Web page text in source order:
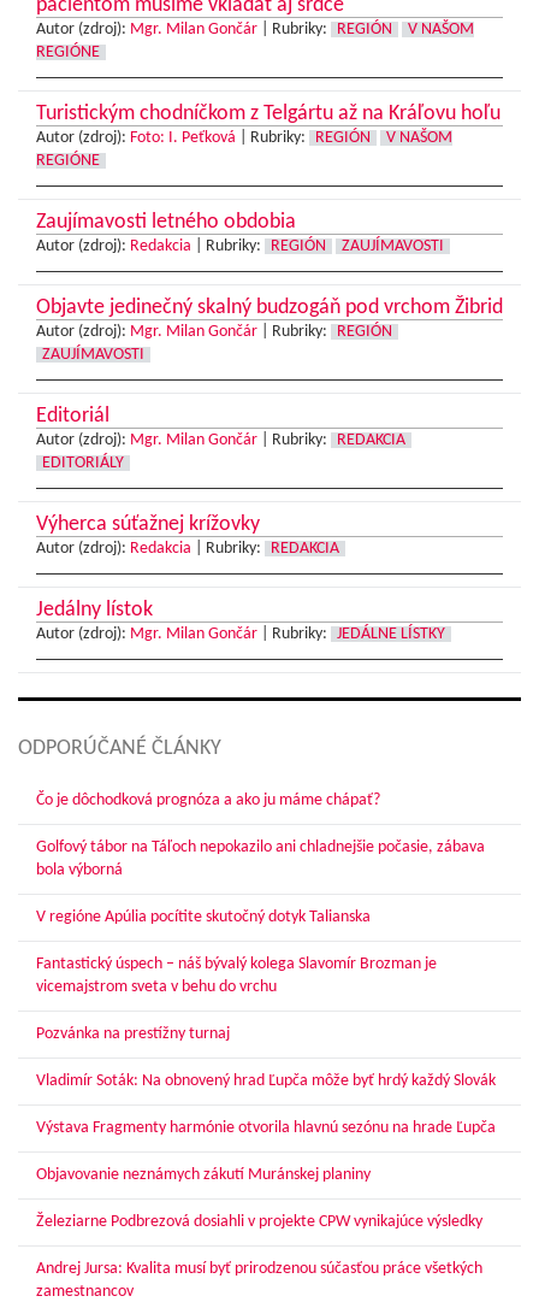
pacientom musíme vkladať aj srdce
Autor (zdroj): Mgr. Milan Gončár Rubriky: REGIÓN
V NAŠOM
REGIÓNE
Turistickým chodníčkom z Telgártu až na Kráľovu hoľu
Autor (zdroj): Foto: I. Peťková Rubriky: REGIÓN
V NAŠOM
REGIÓNE
Zaujímavosti letného obdobia
Autor (zdroj): Redakcia Rubriky: REGIÓN ZAUJÍMAVOSTI
Objavte jedinečný skalný budzogáň pod vrchom Žibrid
Autor (zdroj): Mgr. Milan Gončár Rubriky:
REGIÓN
ZAUJÍMAVOSTI
Editoriál
Autor (zdroj): Mgr. Milan Gončár Rubriky:
REDAKCIA
EDITORIÁLY
Výherca súťažnej krížovky
Autor (zdroj): Redakcia Rubriky: REDAKCIA
Jedálny lístok
Autor (zdroj): Mgr. Milan Gončár Rubriky: JEDÁLNE LÍSTKY
ODPORÚČANÉ ČLÁNKY
Čo je dôchodková prognóza a ako ju máme chápať?
Golfový tábor na Táľoch nepokazilo ani chladnejšie počasie, zábava
bola výborná
V regióne Apúlia pocítite skutočný dotyk Talianska
Fantastický úspech – náš bývalý kolega Slavomír Brozman je
vicemajstrom sveta v behu do vrchu
Pozvánka na prestížny turnaj
Vladimír Soták: Na obnovený hrad Ľupča môže byť hrdý každý Slovák
Výstava Fragmenty harmónie otvorila hlavnú sezónu na hrade Ľupča
Objavovanie neznámych zákutí Muránskej planiny
Železiarne Podbrezová dosiahli v projekte CPW vynikajúce výsledky
Andrej Jursa: Kvalita musí byť prirodzenou súčasťou práce všetkých
zamestnancov